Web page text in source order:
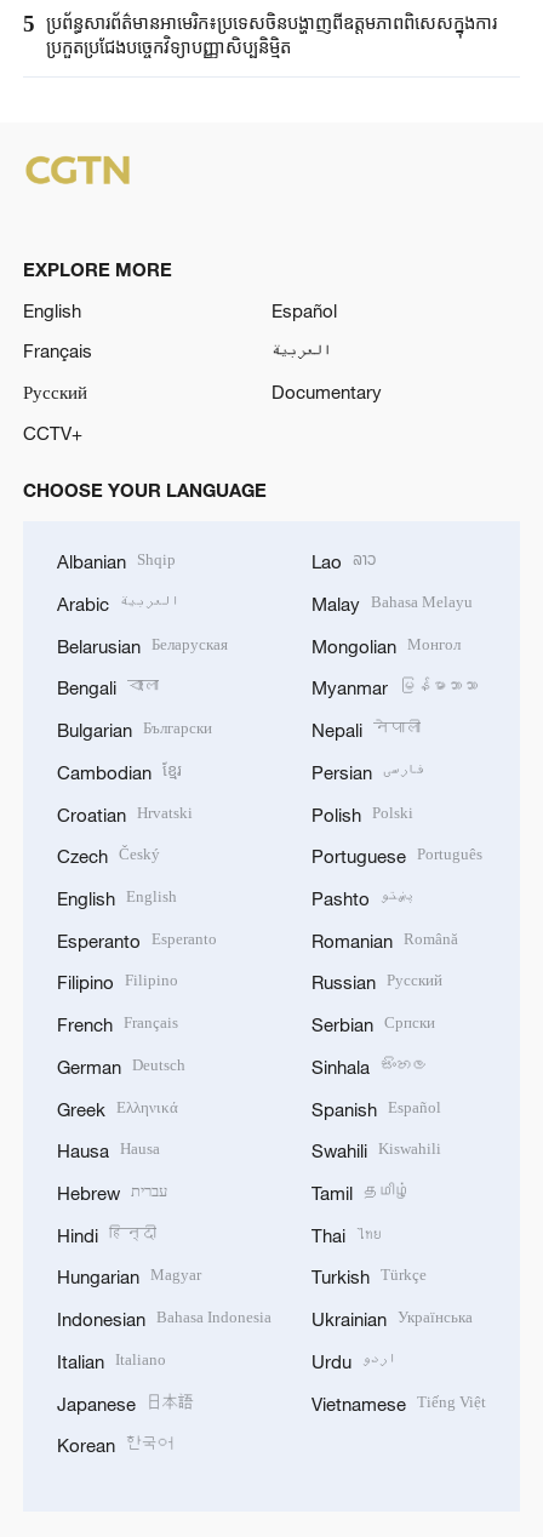
5 ប្រព័ន្ធសារព័ត៌មានអាមេរិក៖ប្រទេសចិនបង្ហាញពីឧត្តមភាពពិសេសក្នុងការ
ប្រកួតប្រជែងបច្ចេកវិទ្យាបញ្ញាសិប្បនិម្មិត
EXPLORE MORE
English
Español
Français
العربية
Русский
Documentary
CCTV+
CHOOSE YOUR LANGUAGE
Albanian Shqip
Arabic العربية
Belarusian Беларуская
Bengali বাংলা
Bulgarian Български
Cambodian ខ្មែរ
Croatian Hrvatski
Czech Český
English English
Esperanto Esperanto
Filipino Filipino
French Français
German Deutsch
Greek Ελληνικά
Hausa Hausa
Hebrew עברית
Hindi हिन्दी
Hungarian Magyar
Indonesian Bahasa Indonesia
Italian Italiano
Japanese 日本語
Korean 한국어
Lao ລາວ
Malay Bahasa Melayu
Mongolian Монгол
Myanmar မြန်မာဘာသာ
Nepali नेपाली
Persian فارسی
Polish Polski
Portuguese Português
Pashto پښتو
Romanian Română
Russian Русский
Serbian Српски
Sinhala සිංහල
Spanish Español
Swahili Kiswahili
Tamil தமிழ்
Thai ไทย
Turkish Türkçe
Ukrainian Українська
Urdu اردو
Vietnamese Tiếng Việt